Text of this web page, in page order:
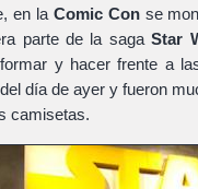
en la Comic Conse
parte de la sagaStar
y hacer frente a
día de ayer y fueron
camisetas.